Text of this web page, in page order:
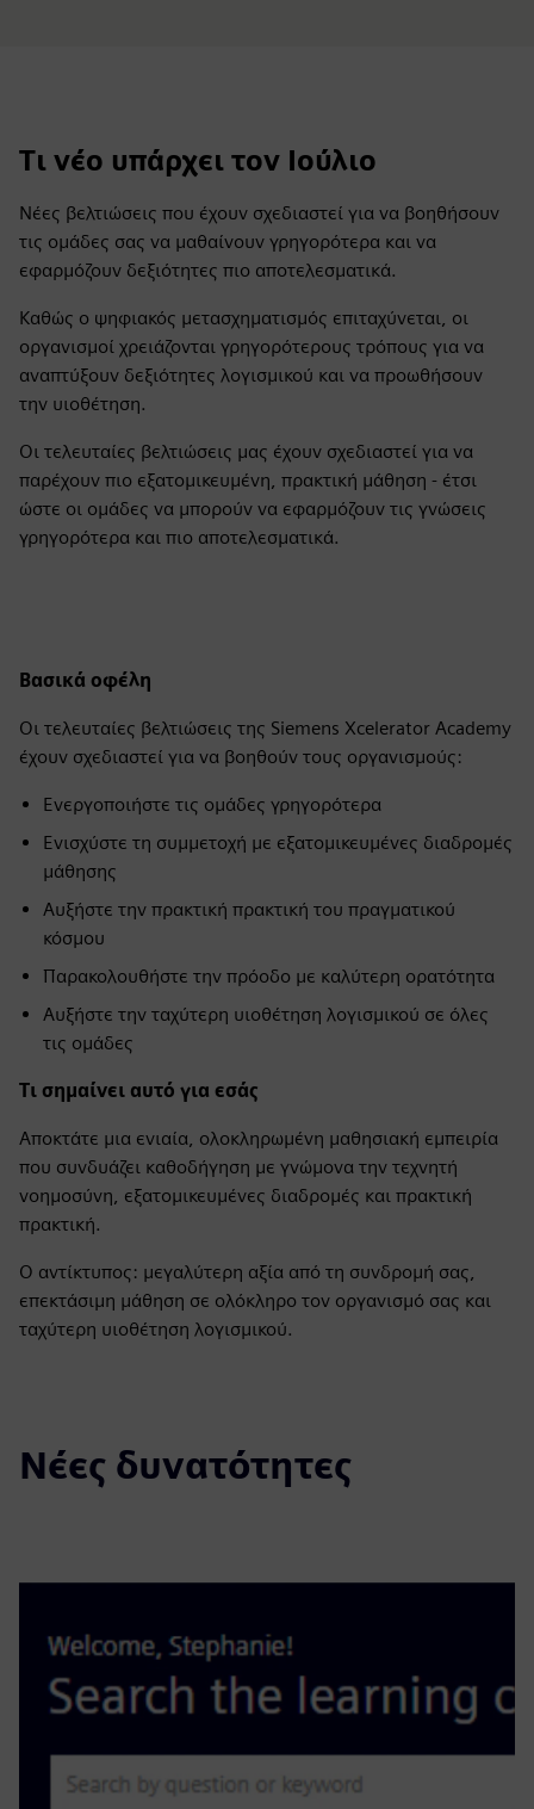
Τι νέο υπάρχει τον Ιούλιο
Νέες βελτιώσεις που έχουν σχεδιαστεί για να βοηθήσουν
τις ομάδες σας να μαθαίνουν γρηγορότερα και να
εφαρμόζουν δεξιότητες πιο αποτελεσματικά.
Καθώς ο ψηφιακός μετασχηματισμός επιταχύνεται, οι
οργανισμοί χρειάζονται γρηγορότερους τρόπους για να
αναπτύξουν δεξιότητες λογισμικού και να προωθήσουν
την υιοθέτηση.
Οι τελευταίες βελτιώσεις μας έχουν σχεδιαστεί για να
παρέχουν πιο εξατομικευμένη, πρακτική μάθηση - έτσι
ώστε οι ομάδες να μπορούν να εφαρμόζουν τις γνώσεις
γρηγορότερα και πιο αποτελεσματικά.
Βασικά οφέλη
Οι τελευταίες βελτιώσεις της Siemens Xcelerator Academy
έχουν σχεδιαστεί για να βοηθούν τους οργανισμούς:
Ενεργοποιήστε τις ομάδες γρηγορότερα
Ενισχύστε τη συμμετοχή με εξατομικευμένες διαδρομές
μάθησης
Αυξήστε την πρακτική πρακτική του πραγματικού
κόσμου
Παρακολουθήστε την πρόοδο με καλύτερη ορατότητα
Αυξήστε την ταχύτερη υιοθέτηση λογισμικού σε όλες
τις ομάδες
Τι σημαίνει αυτό για εσάς
Αποκτάτε μια ενιαία, ολοκληρωμένη μαθησιακή εμπειρία
που συνδυάζει καθοδήγηση με γνώμονα την τεχνητή
νοημοσύνη, εξατομικευμένες διαδρομές και πρακτική
πρακτική.
Ο αντίκτυπος: μεγαλύτερη αξία από τη συνδρομή σας,
επεκτάσιμη μάθηση σε ολόκληρο τον οργανισμό σας και
ταχύτερη υιοθέτηση λογισμικού.
Νέες δυνατότητες